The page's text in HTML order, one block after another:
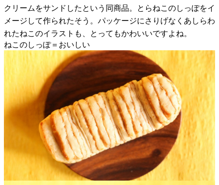
クリームをサンドしたという同商品。とらねこのしっぽをイ
メージして作られたそう。パッケージにさりげなくあしらわ
れたねこのイラストも、とってもかわいいですよね。
ねこのしっぽ＝おいしい